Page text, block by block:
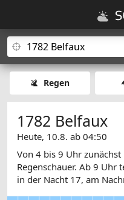
Regen
1782 Belfaux
Heute, 10.8. ab 04:50
Von 4 bis 9 Uhr
Regenschauer. Ab 9 Uhr
in der Nacht 17, am